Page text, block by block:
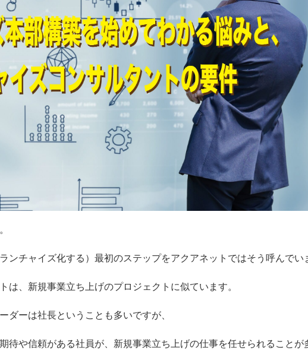
ンチャイズ化する）最初のステップをアクアネットではそう呼んでい
は、新規事業立ち上げのプロジェクトに似ています。
ダーは社長ということも多いですが、
待や信頼がある社員が、新規事業立ち上げの仕事を任せられることが